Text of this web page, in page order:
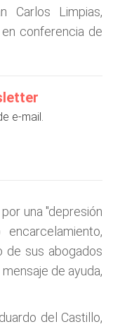
Carlos Limpias,
conferencia de
e-mail.
una "depresión
de sus abogados
de ayuda,
del Castillo,